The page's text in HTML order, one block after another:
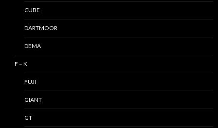
CUBE
DARTMOOR
DEMA
F – K
FUJI
GIANT
GT